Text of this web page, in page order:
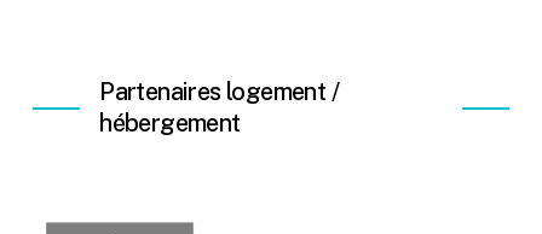
Partenaires logement /
hébergement